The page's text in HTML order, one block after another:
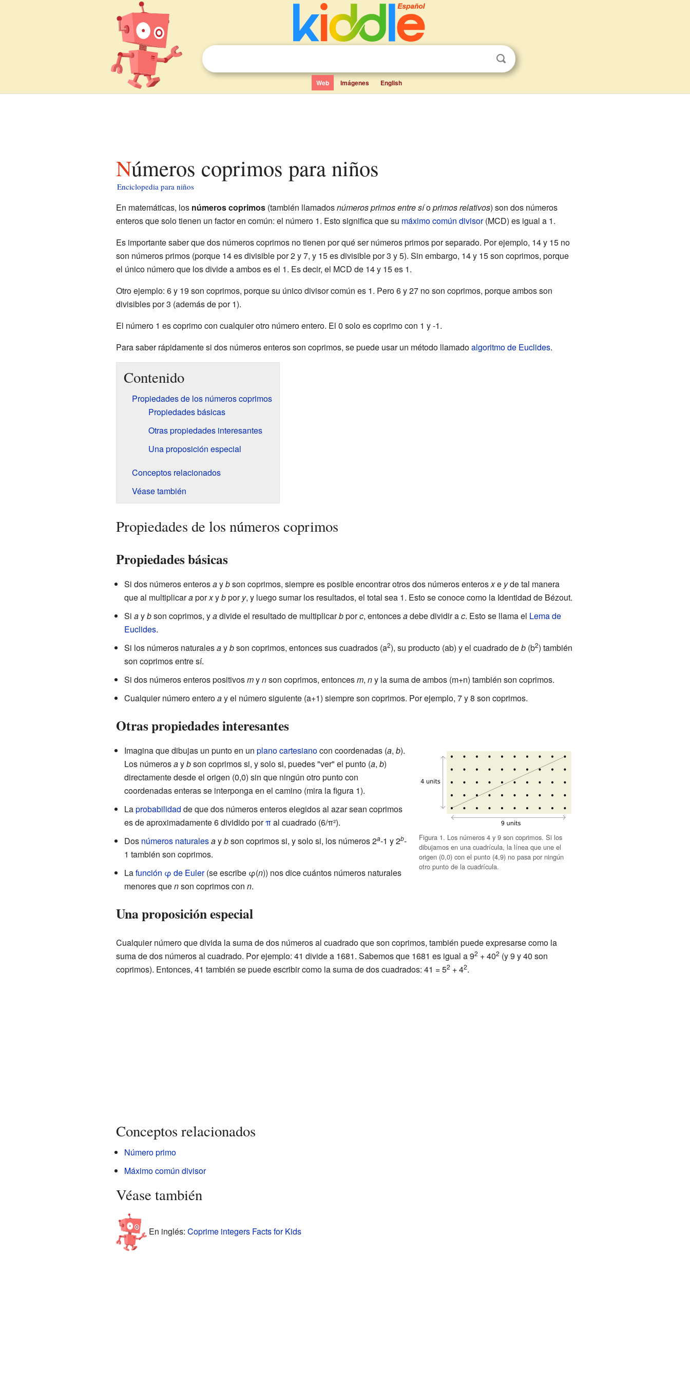
Web Imágenes English
Números coprimos para niños
Enciclopedia para niños
En matemáticas, los números coprimos(también llamadosnúmeros primos entre síoprimos relativos) son dos números
enteros que solo tienen un factor en común: el número 1. Esto significa que su máximo común divisor(MCD) es igual a 1.
Es importante saber que dos números coprimos no tienen por qué ser números primos por separado. Por ejemplo, 14 y 15 no
son números primos (porque 14 es divisible por 2 y 7, y 15 es divisible por 3 y 5). Sin embargo, 14 y 15 son coprimos, porque
el único número que los divide a ambos es el 1. Es decir, el MCD de 14 y 15 es 1.
Otro ejemplo: 6 y 19 son coprimos, porque su único divisor común es 1. Pero 6 y 27 no son coprimos, porque ambos son
divisibles por 3 (además de por 1).
El número 1 es coprimo con cualquier otro número entero. El 0 solo es coprimo con 1 y -1.
Para saber rápidamente si dos números enteros son coprimos, se puede usar un método llamadoalgoritmo de Euclides.
Contenido
Propiedades de los números coprimos
Propiedades básicas
Otras propiedades interesantes
Una proposición especial
Conceptos relacionados
Véase también
Propiedades de los números coprimos
Propiedades básicas
Si dos números enterosaybson coprimos, siempre es posible encontrar otros dos números enterosxe yde tal manera
que al multiplicaraporxybpory, y luego sumar los resultados, el total sea 1. Esto se conoce como la Identidad de Bézout.
Si aybson coprimos, yadivide el resultado de multiplicarbporc, entoncesadebe dividir ac. Esto se llama el Lema de
Euclides.
Si los números naturalesaybson coprimos, entonces sus cuadrados (a2), su producto (ab) y el cuadrado deb(b2) también
son coprimos entre sí.
Si dos números enteros positivosmynson coprimos, entoncesm, ny la suma de ambos (m+n) también son coprimos.
Cualquier número enteroay el número siguiente (a+1) siempre son coprimos. Por ejemplo, 7 y 8 son coprimos.
Otras propiedades interesantes
Figura 1. Los números 4 y 9 son coprimos. Si los
dibujamos en una cuadrícula, la línea que une el
origen (0,0) con el punto (4,9) no pasa por ningún
otro punto de la cuadrícula.
Imagina que dibujas un punto en un plano cartesianocon coordenadas (a, b).
Los númerosaybson coprimos si, y solo si, puedes "ver" el punto (a, b)
directamente desde el origen (0,0) sin que ningún otro punto con
coordenadas enteras se interponga en el camino (mira la figura 1).
Laprobabilidad de que dos números enteros elegidos al azar sean coprimos
es de aproximadamente 6 dividido porπal cuadrado (6/π²).
Dos números naturalesaybson coprimos si, y solo si, los números 2a-1 y 2b-
1 también son coprimos.
Lafunción φ de Euler(se escribe φ(n)) nos dice cuántos números naturales
menores quenson coprimos con n.
Una proposición especial
Cualquier número que divida la suma de dos números al cuadrado que son coprimos, también puede expresarse como la
suma de dos números al cuadrado. Por ejemplo: 41 divide a 1681. Sabemos que 1681 es igual a 92 + 402 (y 9 y 40 son
coprimos). Entonces, 41 también se puede escribir como la suma de dos cuadrados: 41 = 52 + 42.
Conceptos relacionados
Número primo
Máximo común divisor
Véase también
En inglés: Coprime integers Facts for Kids